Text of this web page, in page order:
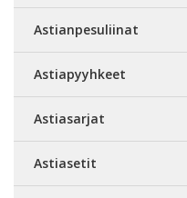
Astianpesuliinat
Astiapyyhkeet
Astiasarjat
Astiasetit